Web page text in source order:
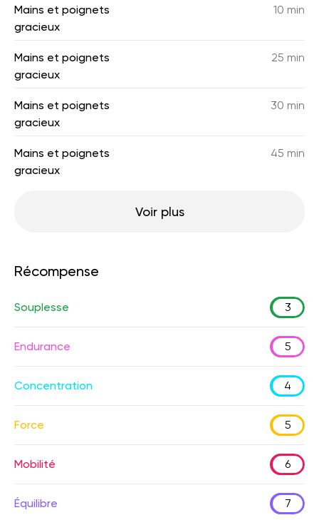
Mains et poignets
gracieux
10 min
Mains et poignets
gracieux
25 min
Mains et poignets
gracieux
30 min
Mains et poignets
gracieux
45 min
Voir plus
Récompense
Souplesse 3
Endurance 5
Concentration 4
Force 5
Mobilité 6
Équilibre 7